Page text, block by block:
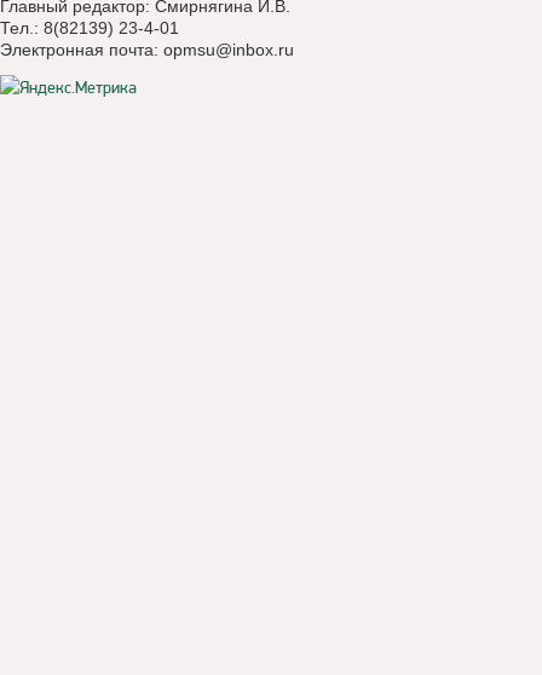
Главный редактор: Смирнягина И.В.
Тел.: 8(82139) 23-4-01
Электронная почта: opmsu@inbox.ru